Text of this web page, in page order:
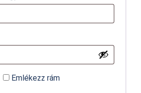
Emlékezz rám